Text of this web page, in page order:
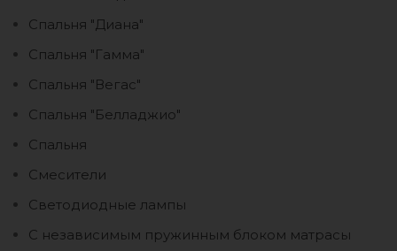
Спальня "Диана"
Спальня "Гамма"
Спальня "Вегас"
Спальня "Белладжио"
Спальня
Смесители
Светодиодные лампы
С независимым пружинным блоком матрасы